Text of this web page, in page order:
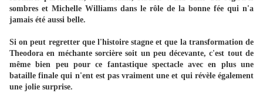
sombres et Michelle Williams dans le rôle de la bonne fée qui n'a
jamais été aussi belle.
Si on peut regretter que l'histoire stagne et que la transformation de
Theodora en méchante sorcière soit un peu décevante, c'est tout de
même bien peu pour ce fantastique spectacle avec en plus une
bataille finale qui n'ent est pas vraiment une et qui révèle également
une jolie surprise.